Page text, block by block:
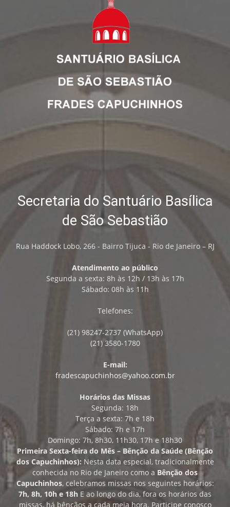
Secretaria do Santuário Basílica
de São Sebastião
Rua Haddock Lobo, 266 - Bairro Tijuca - Rio de Janeiro – RJ
Atendimento ao público
Segunda a sexta: 8h às 12h / 13h às 17h
Sábado: 08h às 11h
Telefones:
(21) 98247-2737 (WhatsApp)
(21) 3580-1780
E-mail:
fradescapuchinhos@yahoo.com.br
Horários das Missas
Segunda: 18h
Terça a sexta: 7h e 18h
Sábado: 7h e 17h
Domingo: 7h, 8h30, 11h30, 17h e 18h30
Primeira Sexta-feira do Mês – Bênção da Saúde (Bênção
dos Capuchinhos): Nesta data especial, tradicionalmente
conhecida no Rio de Janeiro como a Bênção dos
Capuchinhos, celebramos missas nos seguintes horários:
7h, 8h, 10h e 18h E ao longo do dia, fora os horários das
missas, há bênçãos a cada meia hora. Participe conosco